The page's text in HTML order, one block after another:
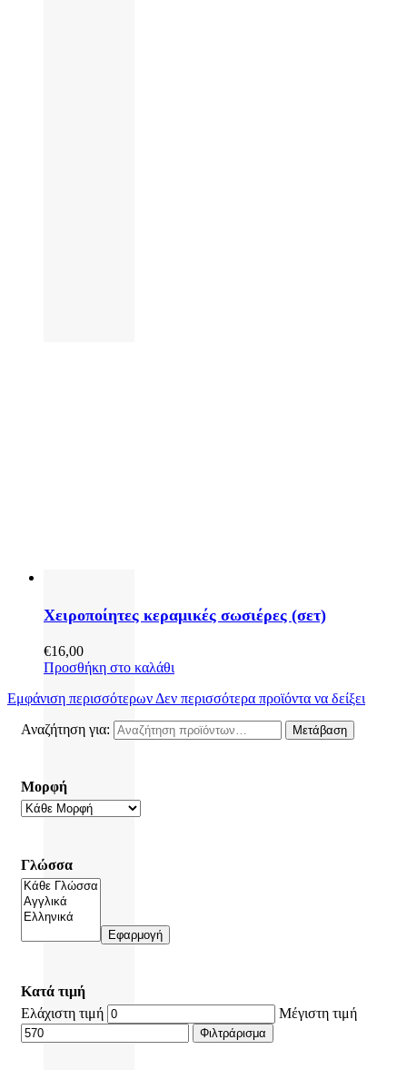
Χειροποίητες κεραμικές σωσιέρες (σετ)
€16,00
Προσθήκη στο καλάθι
Εμφάνιση περισσότερων Δεν περισσότερα προϊόντα να δείξει
Αναζήτηση για:
Μετάβαση
Μορφή
Γλώσσα
Εφαρμογή
Κατά τιμή
Ελάχιστη τιμή
Μέγιστη τιμή
Φιλτράρισμα